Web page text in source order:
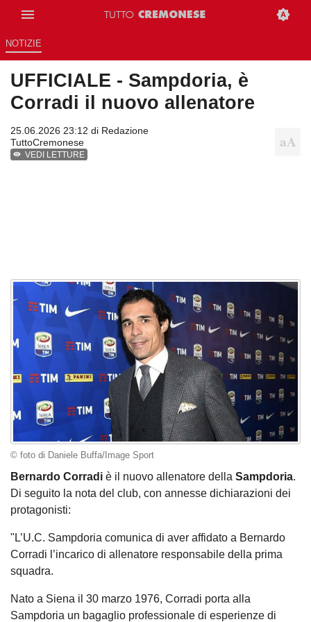
NOTIZIE
UFFICIALE - Sampdoria, è
Corradi il nuovo allenatore
25.06.2026 23:12 di Redazione
TuttoCremonese
VEDI LETTURE
© foto di Daniele Buffa/Image Sport
Bernardo Corradi è il nuovo allenatore della Sampdoria.
Di seguito la nota del club, con annesse dichiarazioni dei
protagonisti:
"L’U.C. Sampdoria comunica di aver affidato a Bernardo
Corradi l’incarico di allenatore responsabile della prima
squadra.
Nato a Siena il 30 marzo 1976, Corradi porta alla
Sampdoria un bagaglio professionale di esperienze di